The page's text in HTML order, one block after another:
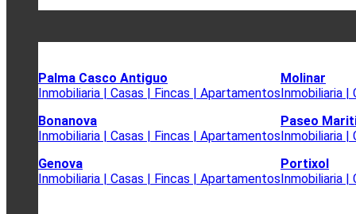
Palma Casco Antiguo
Inmobiliaria | Casas | Fincas | Apartamentos
Bonanova
Inmobiliaria | Casas | Fincas | Apartamentos
Genova
Inmobiliaria | Casas | Fincas | Apartamentos
Molinar
Inmobiliaria |
Paseo
Inmobiliaria |
Portixol
Inmobiliaria |